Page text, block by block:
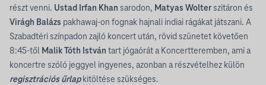
részt venni. Ustad Irfan Khan sarodon, Matyas Wolter szitáron és
Virágh Balázs pakhawaj-on fognak hajnali indiai rágákat játszani. A
Szabadtéri színpadon zajló koncert után, rövid szünetet követően
8:45-től Malik Tóth István tart jógaórát a Koncertteremben, ami a
koncertre szóló jeggyel ingyenes, azonban a részvételhez külön
regisztrációs űrlapkitöltése szükséges.